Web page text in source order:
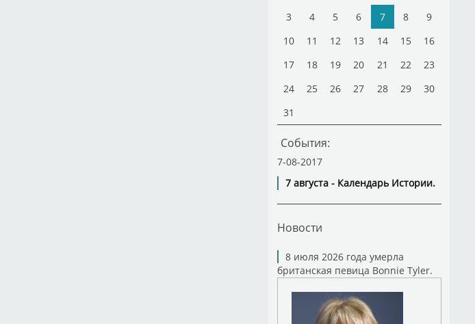
3
4 5 6 7 8
9
10
11 12 13 14 15
16
17
18 19 20 21 22
23
24
25 26 27 28 29
30
31
События:
7-08-2017
7 августа - Календарь Истории.
Новости
8 июля 2026 года умерла
британская певица Bonnie Tyler.